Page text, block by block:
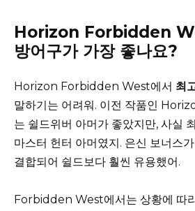
Horizon Forbidden
방어구가 가장 좋나요?
Horizon Forbidden West에서 최
말하기는 어려워. 이전 작품인
는 쉴드위버 아머가 좋았지만, 사실
마스터 헌터 아머였지. 은신 보너스
결합되어 쉴드보다 훨씬 유용했어.
Forbidden West에서는 상황에 따